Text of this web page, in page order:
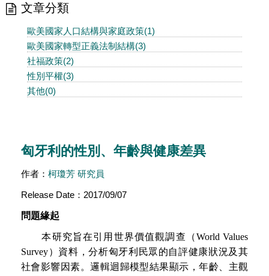
文章分類
歐美國家人口結構與家庭政策(1)
歐美國家轉型正義法制結構(3)
社福政策(2)
性別平權(3)
其他(0)
匈牙利的性別、年齡與健康差異
作者： 柯瓊芳 研究員
Release Date：2017/09/07
問題緣起
本研究旨在引用世界價值觀調查（World Values
Survey）資料，分析匈牙利民眾的自評健康狀況及其
社會影響因素。邏輯迴歸模型結果顯示，年齡、主觀